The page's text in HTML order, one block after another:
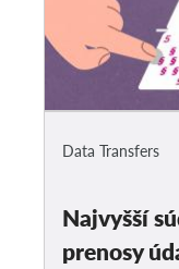
Data Transfers
Najvyšší
prenosy